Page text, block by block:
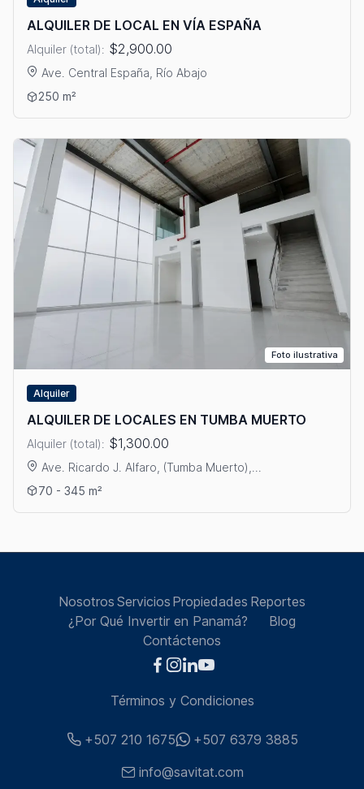
ALQUILER DE LOCAL EN VÍA ESPAÑA
Alquiler (total): $2,900.00
Ave. Central España, Río Abajo
Ver detalles: ALQUILER DE LOCAL EN VÍA ESPAÑA
250 m²
Foto ilustrativa
Alquiler
ALQUILER DE LOCALES EN TUMBA MUERTO
Alquiler (total): $1,300.00
Ave. Ricardo J. Alfaro, (Tumba Muerto),...
Ver detalles: ALQUILER DE LOCALES EN TUMBA MUERTO
70 - 345 m²
Nosotros Servicios Propiedades Reportes
¿Por Qué Invertir en Panamá?
Blog
Contáctenos
Términos y Condiciones
+507 210 1675
+507 6379 3885
info@savitat.com